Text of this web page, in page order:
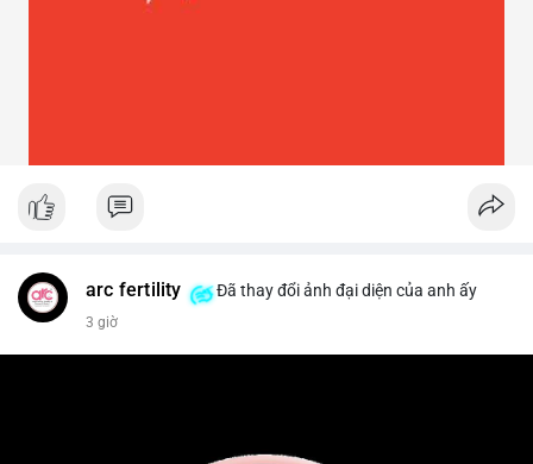
arc fertility Đã thay đổi ảnh đại diện của anh ấy
3 giờ